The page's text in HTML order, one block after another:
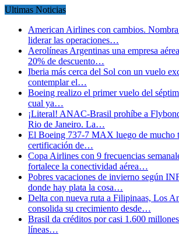
Ultimas Noticias
American Airlines con cambios.
liderar las operaciones…
Aerolíneas Argentinas una empresa
20% de descuento…
Iberia más cerca del Sol con un vuelo
contemplar el…
Boeing realizo el primer vuelo del
cual ya…
¡Literal! ANAC-Brasil prohíbe a
Rio de Janeiro. La…
El Boeing 737-7 MAX luego de mucho
certificación de…
Copa Airlines con 9 frecuencias
fortalece la conectividad aérea…
Pobres vacaciones de invierno según
donde hay plata la cosa…
Delta con nueva ruta a Filipinaas, Los
consolida su crecimiento desde…
Brasil da créditos por casi 1.600
líneas…